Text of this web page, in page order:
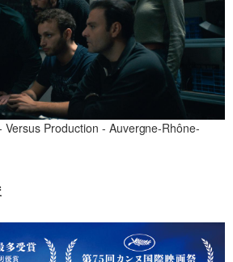
Production - Auvergne-Rhône-